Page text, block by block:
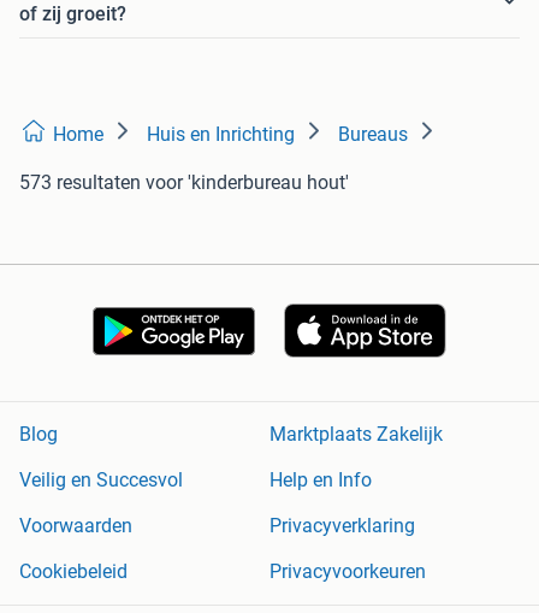
of zij groeit?
Home Huis en Inrichting Bureaus
573 resultaten voor 'kinderbureau hout'
Blog
Marktplaats Zakelijk
Veilig en Succesvol
Help en Info
Voorwaarden
Privacyverklaring
Cookiebeleid
Privacyvoorkeuren